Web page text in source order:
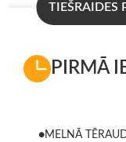
TIEŠRAIDES
PIRMĀ
●MELNĀ